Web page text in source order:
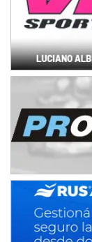
KDO - F6
Ciudad de Trenque
Trenque Lauquen
ENTRERRIANO -
Parque de la
Villaguay (Entre Ríos)
VICTORIENSE -
El Cerro (Tierra)
Victoria (Entre Ríos)
PATAGONICO -
Moto Club
CSK - F7